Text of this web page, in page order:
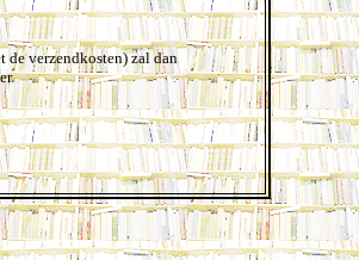
de verzendkosten) zal dan